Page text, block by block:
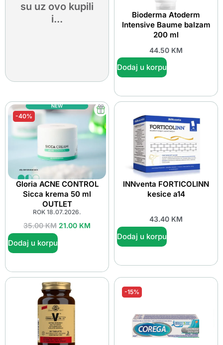
su uz ovo kupili
i...
Bioderma Atoderm
Intensive Baume balzam
200 ml
44.50 KM
Dodaj u korpu
-40%
Gloria ACNE CONTROL
Sicca krema 50 ml
OUTLET
ROK 18.07.2026.
35.00KM 21.00 KM
Dodaj u korpu
INNventa FORTICOLINN
kesice a14
43.40 KM
Dodaj u korpu
-15%